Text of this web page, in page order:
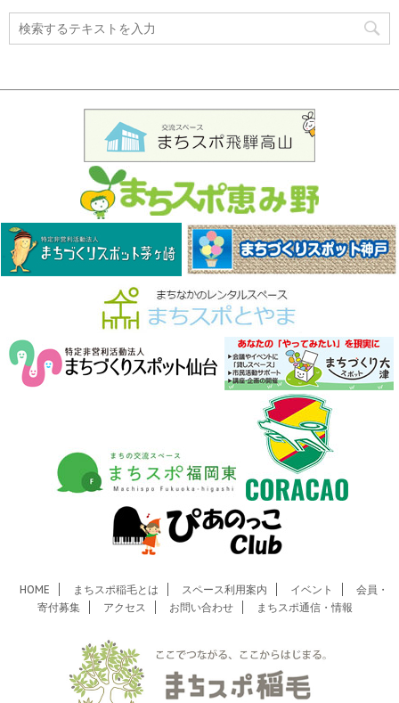
HOME まちスポ稲毛とは スペース利用案内 イベント
会員・
寄付募集
アクセス お問い合わせ まちスポ通信・情報